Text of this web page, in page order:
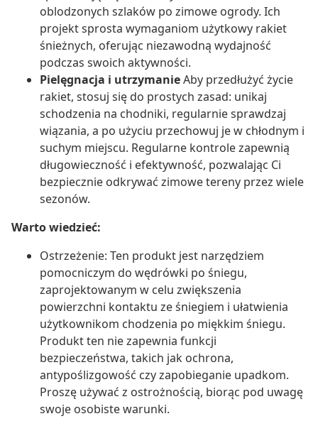
oblodzonych szlaków po zimowe ogrody. Ich
projekt sprosta wymaganiom użytkowy rakiet
śnieżnych, oferując niezawodną wydajność
podczas swoich aktywności.
Pielęgnacja i utrzymanieAby przedłużyć życie
rakiet, stosuj się do prostych zasad: unikaj
schodzenia na chodniki, regularnie sprawdzaj
wiązania, a po użyciu przechowuj je w chłodnym i
suchym miejscu. Regularne kontrole zapewnią
długowieczność i efektywność, pozwalając Ci
bezpiecznie odkrywać zimowe tereny przez wiele
sezonów.
Warto wiedzieć:
Ostrzeżenie: Ten produkt jest narzędziem
pomocniczym do wędrówki po śniegu,
zaprojektowanym w celu zwiększenia
powierzchni kontaktu ze śniegiem i ułatwienia
użytkownikom chodzenia po miękkim śniegu.
Produkt ten nie zapewnia funkcji
bezpieczeństwa, takich jak ochrona,
antypoślizgowość czy zapobieganie upadkom.
Proszę używać z ostrożnością, biorąc pod uwagę
swoje osobiste warunki.